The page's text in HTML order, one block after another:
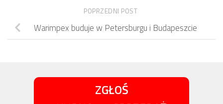
POPRZEDNI POST
Warimpex buduje w Petersburgu i Budapeszcie
ZGŁOŚ